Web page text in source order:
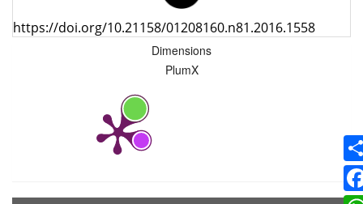
https://doi.org/10.21158/01208160.n81.2016.1558
Dimensions
PlumX